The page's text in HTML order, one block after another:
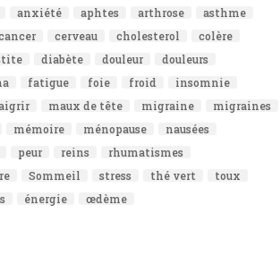
anxiété aphtes arthrose
asthme
cerveau cholesterol
colère
diabète douleur
douleurs
fatigue foie froid
insomnie
maux de tête migraine
migraines
mémoire ménopause
nausées
peur reins
rhumatismes
Sommeil stress thé vert
toux
énergie œdème